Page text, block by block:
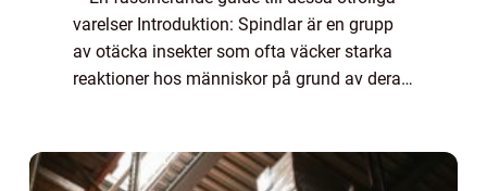
varelser Introduktion: Spindlar är en grupp
av otäcka insekter som ofta väcker starka
reaktioner hos människor på grund av deras